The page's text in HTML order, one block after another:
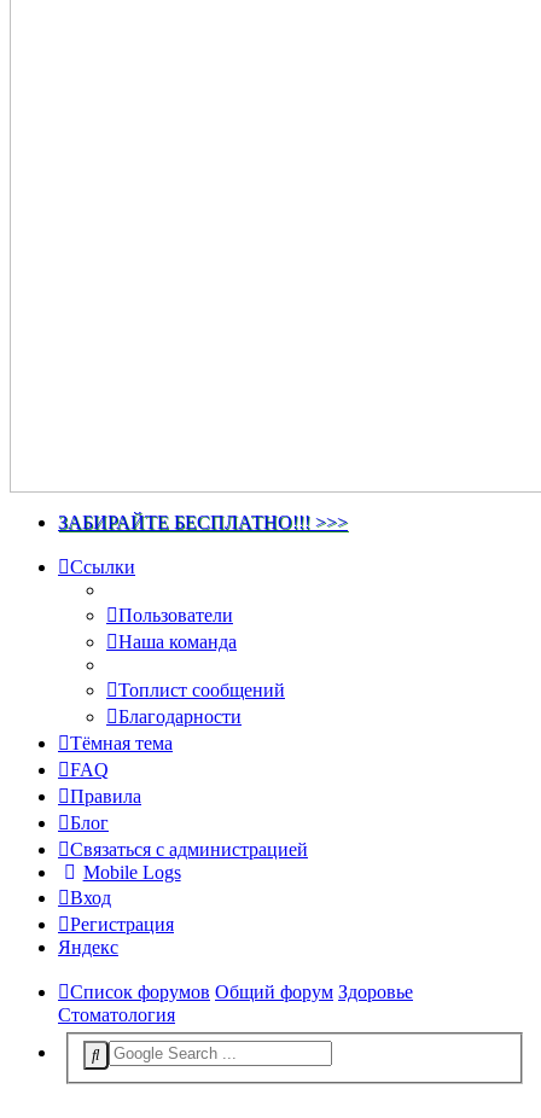
ЗАБИРАЙТЕ БЕСПЛАТНО!!! >>>
Ссылки
Пользователи
Наша команда
Топлист сообщений
Благодарности
Тёмная тема
FAQ
Правила
Блог
Связаться с администрацией
Mobile Logs
Вход
Регистрация
Яндекс
Список форумов Общий форум Здоровье
Стоматология